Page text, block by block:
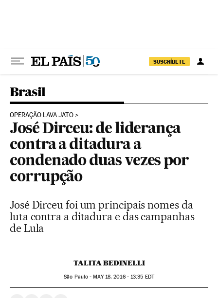
SUSCRÍBETE
Brasil
OPERAÇÃO LAVA JATO
José Dirceu: de liderança
contra a ditadura a
condenado duas vezes por
corrupção
José Dirceu foi um principais nomes da
luta contra a ditadura e das campanhas
de Lula
TALITA BEDINELLI
São Paulo -MAY18, 2016 - 13:35 EDT